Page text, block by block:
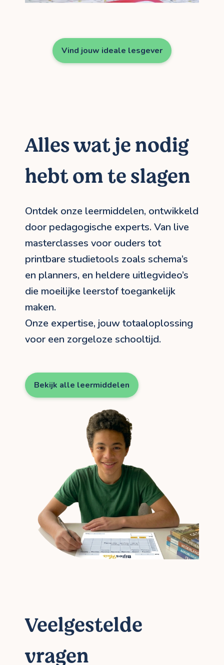
Vind jouw ideale lesgever
Alles wat je nodig
hebt om te slagen
Ontdek onze leermiddelen, ontwikkeld
door pedagogische experts. Van live
masterclasses voor ouders tot
printbare studietools zoals schema’s
en planners, en heldere uitlegvideo’s
die moeilijke leerstof toegankelijk
maken.
Onze expertise, jouw totaaloplossing
voor een zorgeloze schooltijd.
Bekijk alle leermiddelen
Veelgestelde
vragen